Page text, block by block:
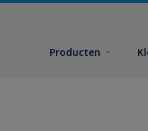
Producten